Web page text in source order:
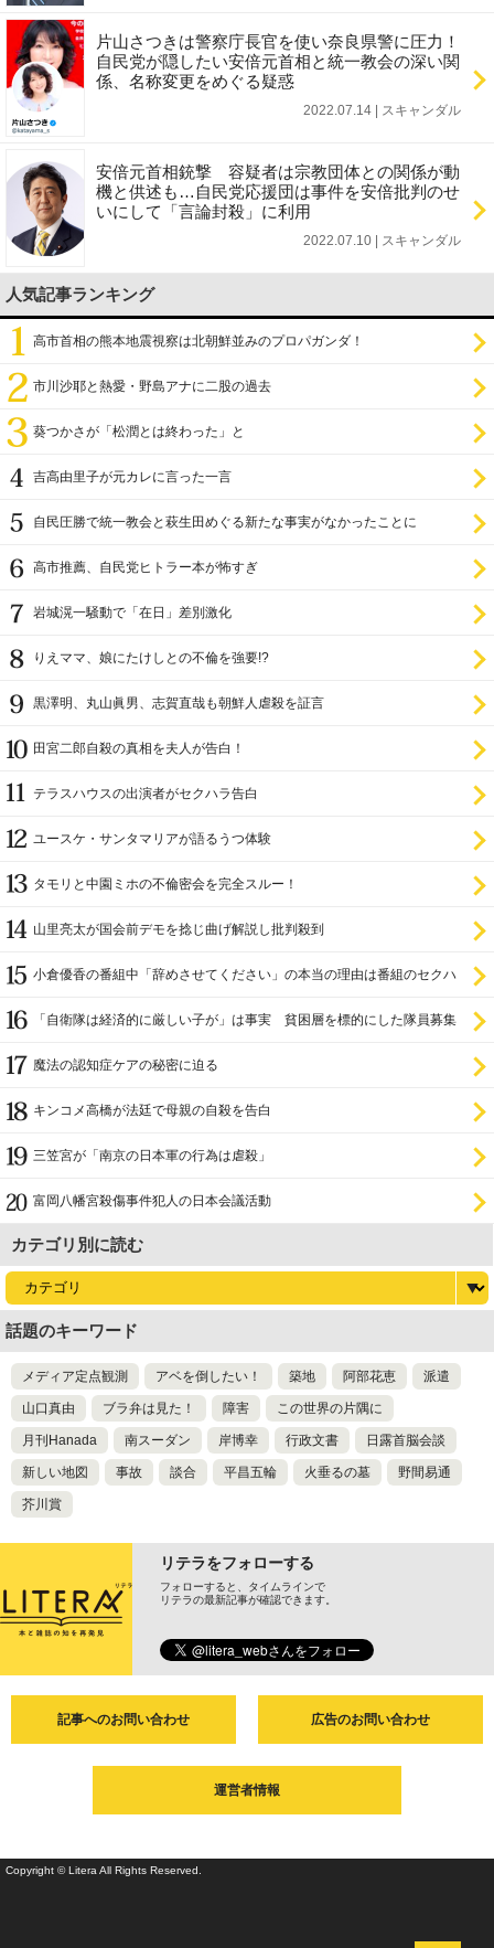
片山さつきは警察庁長官を使い奈良県警に圧力！
自民党が隠したい安倍元首相と統一教会の深い関
係、名称変更をめぐる疑惑
2022.07.14 | スキャンダル
安倍元首相銃撃 容疑者は宗教団体との関係が動
機と供述も…自民党応援団は事件を安倍批判のせ
いにして「言論封殺」に利用
2022.07.10 | スキャンダル
人気記事ランキング
高市首相の熊本地震視察は北朝鮮並みのプロパガンダ！
市川沙耶と熱愛・野島アナに二股の過去
葵つかさが「松潤とは終わった」と
吉高由里子が元カレに言った一言
自民圧勝で統一教会と萩生田めぐる新たな事実がなかったことに
高市推薦、自民党ヒトラー本が怖すぎ
岩城滉一騒動で「在日」差別激化
りえママ、娘にたけしとの不倫を強要!?
黒澤明、丸山眞男、志賀直哉も朝鮮人虐殺を証言
田宮二郎自殺の真相を夫人が告白！
テラスハウスの出演者がセクハラ告白
ユースケ・サンタマリアが語るうつ体験
タモリと中園ミホの不倫密会を完全スルー！
山里亮太が国会前デモを捻じ曲げ解説し批判殺到
小倉優香の番組中「辞めさせてください」の本当の理由は番組のセクハ
「自衛隊は経済的に厳しい子が」は事実 貧困層を標的にした隊員募集
魔法の認知症ケアの秘密に迫る
キンコメ高橋が法廷で母親の自殺を告白
三笠宮が「南京の日本軍の行為は虐殺」
富岡八幡宮殺傷事件犯人の日本会議活動
カテゴリ別に読む
話題のキーワード
メディア定点観測 アベを倒したい！ 築地 阿部花恵 派遣
山口真由 ブラ弁は見た！ 障害 この世界の片隅に
月刊Hanada 南スーダン 岸博幸 行政文書 日露首脳会談
新しい地図 事故 談合 平昌五輪 火垂るの墓 野間易通
芥川賞
リテラをフォローする
フォローすると、タイムラインで
リテラの最新記事が確認できます。
記事へのお問い合わせ 広告のお問い合わせ
運営者情報
Copyright © Litera All Rights Reserved.